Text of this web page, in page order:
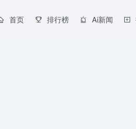
首页 排行榜 Ai新闻